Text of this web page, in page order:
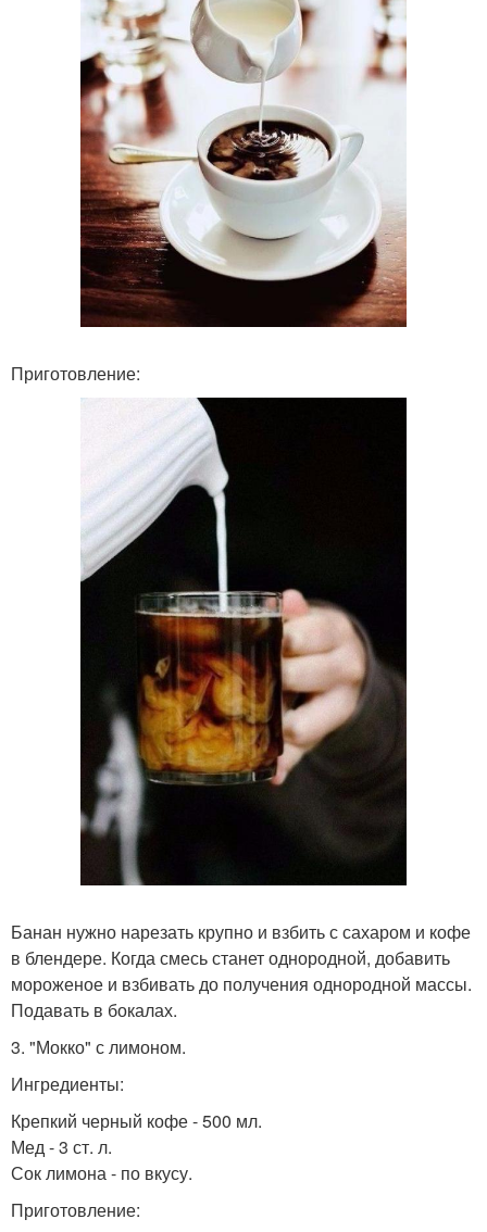
Приготовление:
Банан нужно нарезать крупно и взбить с сахаром и кофе
в блендере. Когда смесь станет однородной, добавить
мороженое и взбивать до получения однородной массы.
Подавать в бокалах.
3. "Мокко" с лимоном.
Ингредиенты:
Крепкий черный кофе - 500 мл.
Мед - 3 ст. л.
Сок лимона - по вкусу.
Приготовление: